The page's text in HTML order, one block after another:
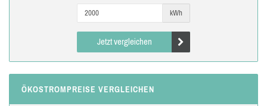
kWh
Jetzt vergleichen
ÖKOSTROMPREISE VERGLEICHEN